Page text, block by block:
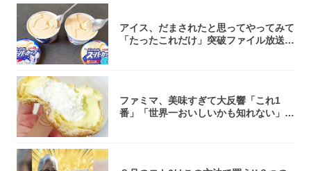
アイス、だまされたと思ってやってみて
「たったこれだけ」突破ファイル放送で
ファミマ、美味すぎて大反響「これ1
番」「世界一おいしいかも知れない」